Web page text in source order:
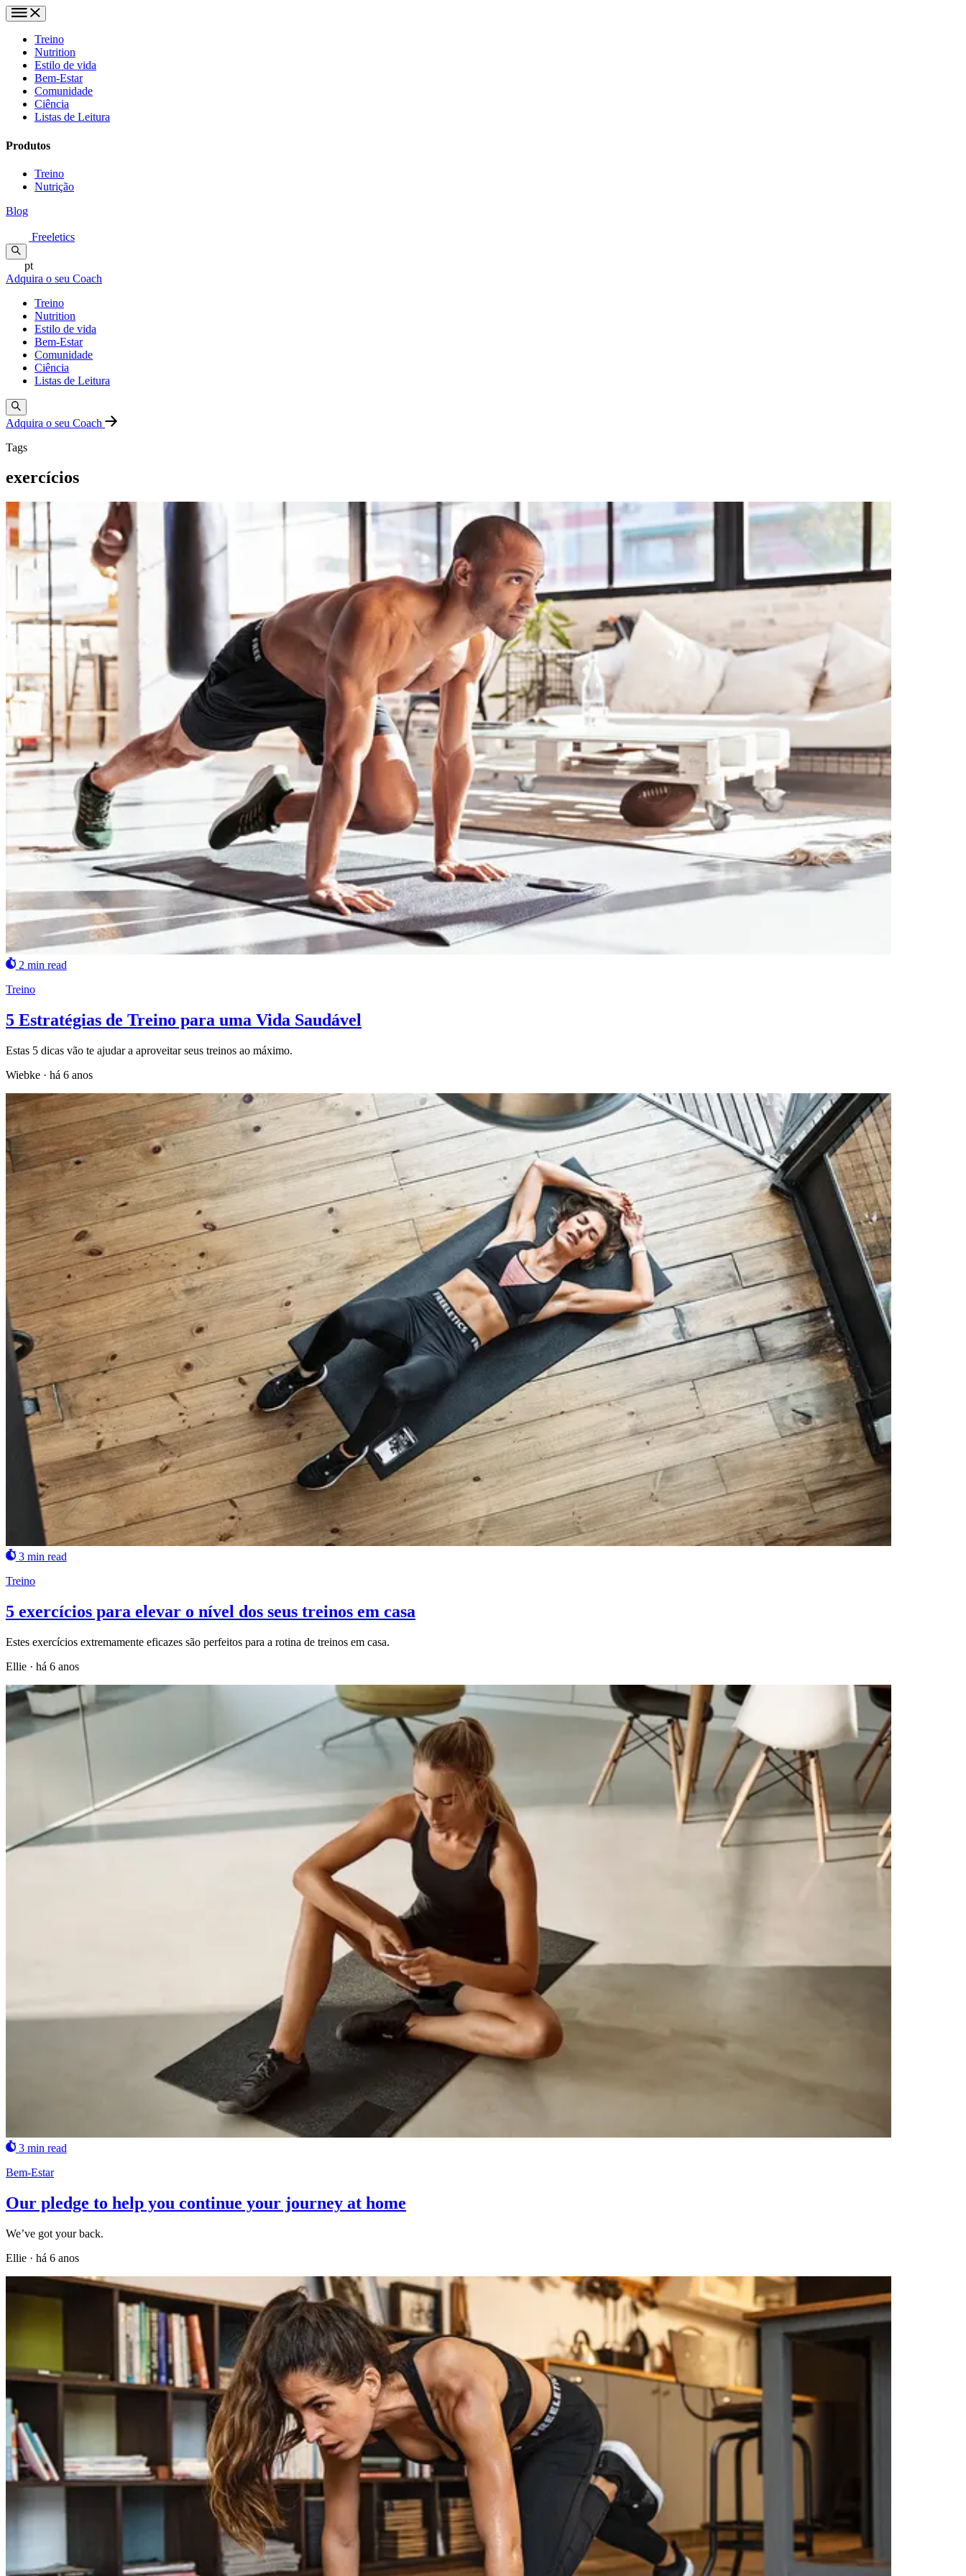
Treino
Nutrition
Estilo de vida
Bem-Estar
Comunidade
Ciência
Listas de Leitura
Produtos
Treino
Nutrição
Blog
Freeletics
pt
Adquira o seu Coach
Treino
Nutrition
Estilo de vida
Bem-Estar
Comunidade
Ciência
Listas de Leitura
Adquira o seu Coach
Tags
exercícios
2 min read
Treino
5 Estratégias de Treino para uma Vida Saudável
Estas 5 dicas vão te ajudar a aproveitar seus treinos ao máximo.
Wiebke · há 6 anos
3 min read
Treino
5 exercícios para elevar o nível dos seus treinos em casa
Estes exercícios extremamente eficazes são perfeitos para a rotina de treinos em casa.
Ellie · há 6 anos
3 min read
Bem-Estar
Our pledge to help you continue your journey at home
We’ve got your back.
Ellie · há 6 anos